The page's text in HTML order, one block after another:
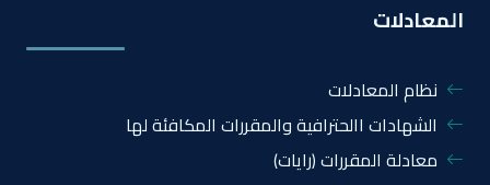
المعادلات
نظام المعادلات
الشهادات االحترافية والمقررات المكافئة لها
معادلة المقررات (رايات)